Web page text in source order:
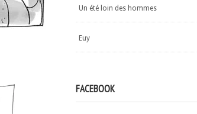
Un été loin des hommes
Euy
FACEBOOK